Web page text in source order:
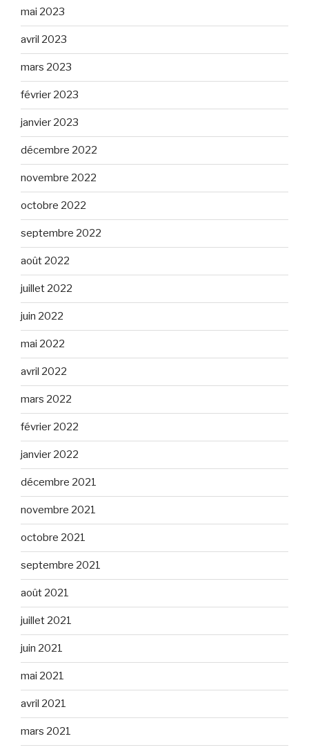
mai 2023
avril 2023
mars 2023
février 2023
janvier 2023
décembre 2022
novembre 2022
octobre 2022
septembre 2022
août 2022
juillet 2022
juin 2022
mai 2022
avril 2022
mars 2022
février 2022
janvier 2022
décembre 2021
novembre 2021
octobre 2021
septembre 2021
août 2021
juillet 2021
juin 2021
mai 2021
avril 2021
mars 2021